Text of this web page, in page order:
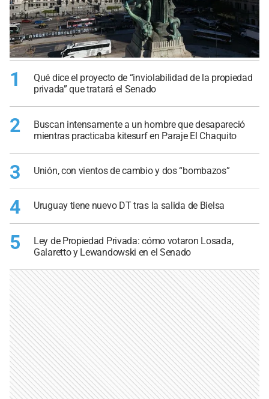
1
Qué dice el proyecto de “inviolabilidad de la propiedad
privada” que tratará el Senado
2
Buscan intensamente a un hombre que desapareció
mientras practicaba kitesurf en Paraje El Chaquito
3 Unión, con vientos de cambio y dos “bombazos”
4 Uruguay tiene nuevo DT tras la salida de Bielsa
5
Ley de Propiedad Privada: cómo votaron Losada,
Galaretto y Lewandowski en el Senado